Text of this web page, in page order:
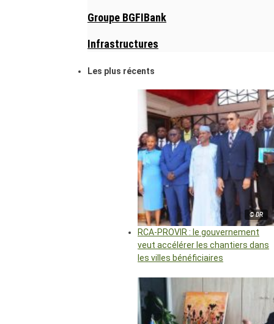
Groupe BGFIBank
Infrastructures
Les plus récents
© DR
RCA-PROVIR : le gouvernement
veut accélérer les chantiers dans
les villes bénéficiaires